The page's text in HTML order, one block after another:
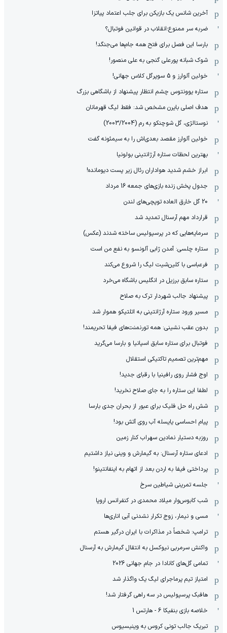
آخرین شانس یک بازیکن برای جلب اعتماد پیاتزا
ضربه سر ممنوع؛انقلاب در قوانین فوتبال؟
بارسا این فصل برای فتح همه جام‌ها می‌جنگد!
شوک شبانه پورعلی گنجی به علی منصور!
خولین آلوارز و 5 سوپرگل کلاس جهانی!
ستاره یوونتوس چشم انتظار پیشنهاد از باشگاهی بزرگ
هدف اصلی بایرن مشخص شد: فقط لیگ قهرمانان
نوستالژی، گل شوچنکو به رم (2003/2004)
خولین آلوارز مقصد بعدی‌اش را به سیمئونه گفت
بهترین لحظات ستاره آرژانتینی بولونیا
ابراز خشم شدید هواداران رئال زیر پست دیومانده!
جدول پخش زنده بازی‌های جمعه 16 مرداد
20 گل خارق العاده توپچی‌های لندن
قرارداد مهم آرسنال تمدید شد
سرمایه‌هایی که در پرسپولیس ساخته شدند (عکس)
ستاره چلسی: آمدن ژابی آلونسو به نفع من است
فرعباسی با کلین‌شیت لیگ را شروع می‌کند
ستاره سابق برزیل در انگلیس باشگاه می‌خرد
پیشنهاد جالب شهردار ترک به صلاح
مسیر ورود ستاره آرژانتینی به اتلتیکو هموار شد
بدون عقب نشینی: همه تورنمنت‌های فیفا تحریمند!
فوتبال برای ستاره سابق اسپانیا و بارسا می‌گرید
مهم‌ترین تصمیم تاکتیکی استقلال
اوج فشار روی رافینیا با رقبای جدید!
لطفا این ستاره را به جای صلاح نخرید!
شش راه حل فلیک برای عبور از بحران جدی بارسا
پیام احساسی یایسله آب روی آتش بود!
روزبه دستیار نمادین سهراب کنار زمین
ادعای ستاره آرسنال: به گیمارش و وینی نیاز داشتیم
پرداختی فیفا به اردن بعد از اتهام به اینفانتینو!
جلسه تمرینی شیاطین سرخ
شب کابوس‌وار میلاد محمدی در کنفرانس اروپا
مسی و نیمار، زوج تکرار نشدنی آبی اناری‌ها
ترامپ: شخصاً در مذاکرات با ایران درگیر هستم
واکنش سرمربی نیوکسل به انتقال گیمارش به آرسنال
تمامی گل‌های کانادا در جام جهانی 2026
امتیاز تیم پرماجرای لیگ یک واگذار شد
هافبک پرسپولیس در سه راهی گرفتار شد!
خلاصه بازی بنفیکا 6 - هارتس 1
تبریک جالب تونی کروس به وینیسیوس